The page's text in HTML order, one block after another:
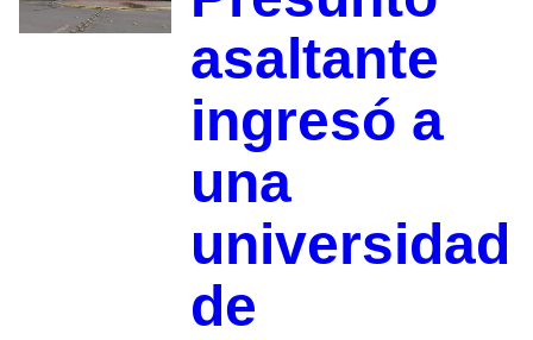
asaltante
ingresó a
una
universidad
de